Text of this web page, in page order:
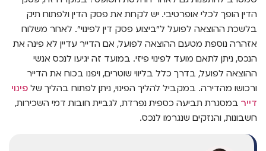
הדין הופך לכלי אופרטיבי. יש לקחת את פסק הדין ולפתוח תיק
בלשכת ההוצאה לפועל ל"ביצוע פסק דין לפינוי". לאחר משלוח
אזהרה נוספת מטעם ההוצאה לפועל, אם הדייר עדיין לא פינה את
הנכס, ניתן לתאם מועד לפינוי פיזי. במועד זה יגיעו לנכס אנשי
ההוצאה לפועל, בדרך כלל בליווי שוטרים, ויפנו בכוח את הדייר
ורכושו מהדירה. במקביל להליך הפינוי, ניתן לפתוח בהליך של פינוי
דייר במסגרת תביעה כספית נפרדת, לגביית חובות דמי השכירות,
חשבונות, והנזקים שנגרמו לנכס.